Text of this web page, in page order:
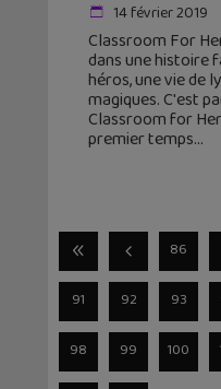
14 février 2019
Classroom For
dans une histoire
héros, une vie de
magiques. C'est
Classroom for
premier temps
86
91 92 93
98 99 100